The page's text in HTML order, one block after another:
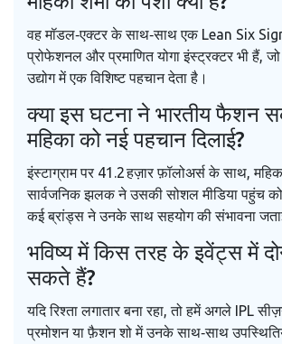
वह मॉडल‑एक्टर के साथ‑साथ एक Lean Six
प्रोफेशनल और प्रमाणित योगा इंस्ट्रक्टर भी हैं,
उद्योग में एक विशिष्ट पहचान देता है।
क्या इस घटना ने भारतीय फैशन
महिका को नई पहचान दिलाई?
इंस्टाग्राम पर 41.2 हज़ार फ़ॉलोअर्स के साथ,
सार्वजनिक झलक ने उसकी सोशल मीडिया पहुंच
कई ब्रांड्स ने उनके साथ सहयोग की संभावना
भविष्य में किस तरह के इवेंट्स में
सकते हैं?
यदि रिश्ता लगातार बना रहा, तो हमें अगले IPL
प्रमोशन या फ़ैशन शो में उनके साथ‑साथ